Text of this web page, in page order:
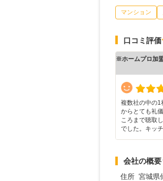
マンション
口コミ評価
※ホームプロ加
複数社の中の1
からとても礼
ころまで聴取
でした。キッ
会社の概要
住所 宮城県